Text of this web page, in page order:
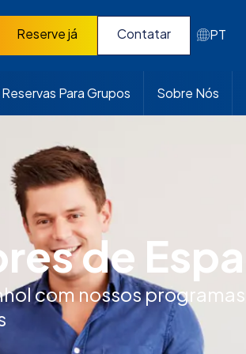
Reserve já Contatar PT
Reservas Para Grupos Sobre Nós
de
com nossos